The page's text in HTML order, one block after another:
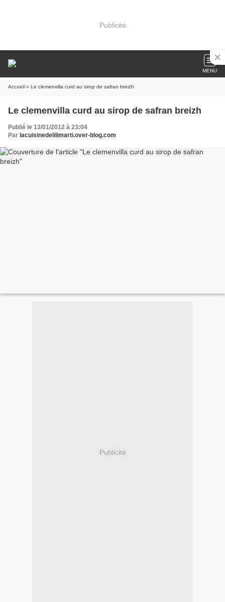
Publicité
MENU
Accueil » Le clemenvilla curd au sirop de safran breizh
Le clemenvilla curd au sirop de safran breizh
Publié le 13/01/2012 à 23:04
Par lacuisinedelilimarti.over-blog.com
Publicité